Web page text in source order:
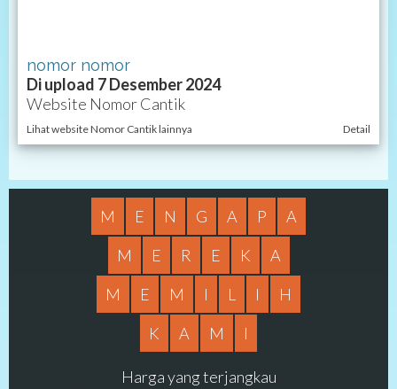
nomor nomor
Di upload 7 Desember 2024
Website Nomor Cantik
Lihat website Nomor Cantik lainnya Detail
M E N G A P
A
M
E R E K
A
M
E M I L I
H
K
A M I
Harga yang terjangkau